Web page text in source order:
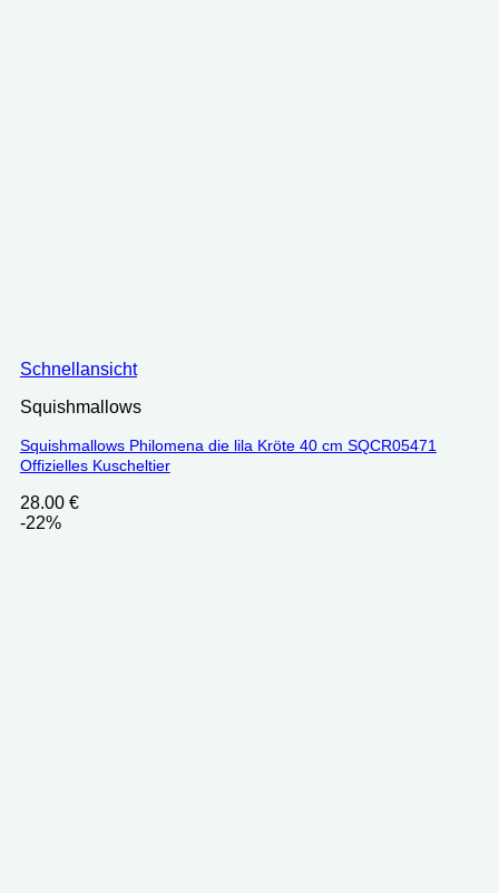
Schnellansicht
Squishmallows
Squishmallows Philomena die lila Kröte 40 cm SQCR05471
Offizielles Kuscheltier
28.00 €
-22%